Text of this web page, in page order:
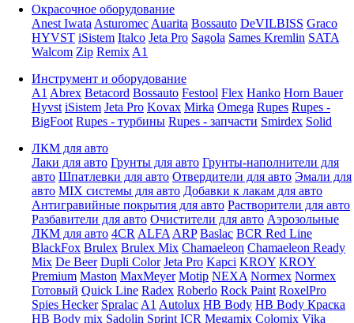
Окрасочное оборудование
Anest Iwata Asturomec Auarita Bossauto DeVILBISS Graco
HYVST iSistem Italco Jeta Pro Sagola Sames Kremlin SATA
Walcom Zip Remix A1
Инструмент и оборудование
A1 Abrex Betacord Bossauto Festool Flex Hanko Horn Bauer
Hyvst iSistem Jeta Pro Kovax Mirka Omega Rupes Rupes -
BigFoot Rupes - турбины Rupes - запчасти Smirdex Solid
ЛКМ для авто
Лаки для авто Грунты для авто Грунты-наполнители для
авто Шпатлевки для авто Отвердители для авто Эмали для
авто MIX системы для авто Добавки к лакам для авто
Антигравийные покрытия для авто Растворители для авто
Разбавители для авто Очистители для авто Аэрозольные
ЛКМ для авто 4CR ALFA ARP Baslac BCR Red Line
BlackFox Brulex Brulex Mix Chamaeleon Chamaeleon Ready
Mix De Beer Dupli Color Jeta Pro Kapci KROY KROY
Premium Maston MaxMeyer Motip NEXA Normex Normex
Готовый Quick Line Radex Roberlo Rock Paint RoxelPro
Spies Hecker Spralac A1 Autolux HB Body HB Body Краска
HB Body mix Sadolin Sprint ICR Megamix Colomix Vika